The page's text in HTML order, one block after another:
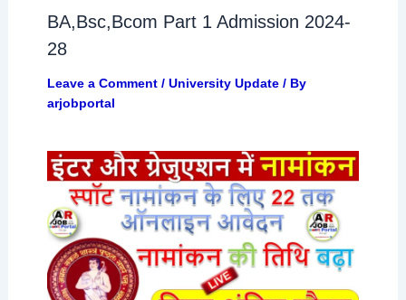
BA,Bsc,Bcom Part 1 Admission 2024-
28
Leave a Comment / University Update/ By
arjobportal